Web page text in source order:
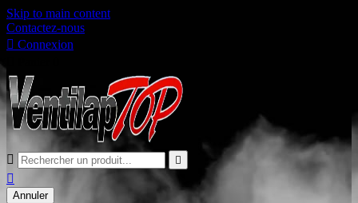
Skip to main content
Contactez-nous
 Connexion
 

Annuler